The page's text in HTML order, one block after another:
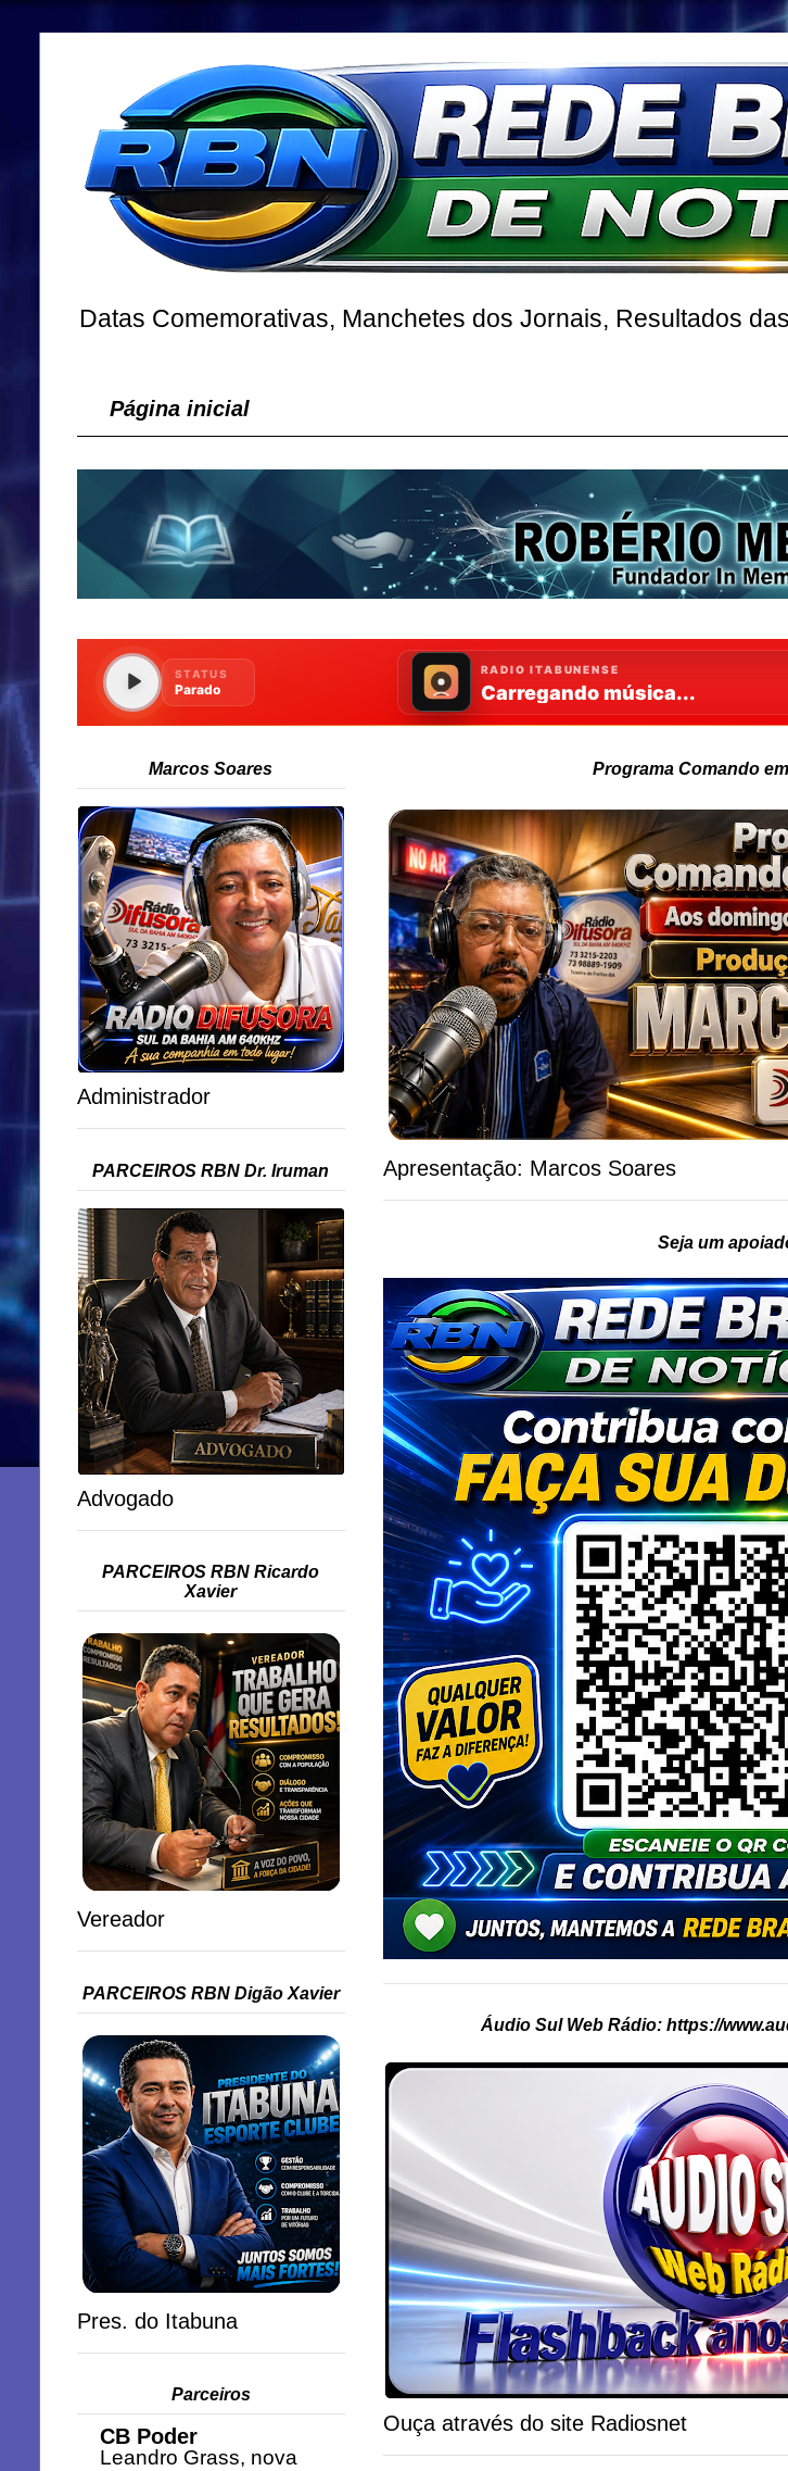
Datas Comemorativas, Manchetes dos Jornais, Resultados
Página inicial
Programa Comando
Apresentação: Marcos Soares
Seja um
Áudio Sul Web Rádio: https://
Ouça através do site Radiosnet
Marcos Soares
Administrador
PARCEIROS RBN Dr. Iruman
Advogado
PARCEIROS RBN Ricardo
Xavier
Vereador
PARCEIROS RBN Digão Xavier
Pres. do Itabuna
Parceiros
CB Poder
Leandro Grass, nova